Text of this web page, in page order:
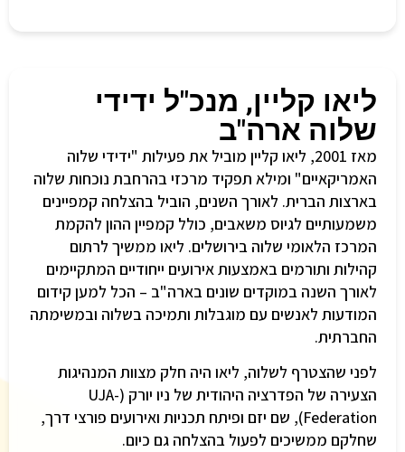
ליאו קליין, מנכ"ל ידידי
שלוה ארה"ב
מאז 2001, ליאו קליין מוביל את פעילות "ידידי שלוה
האמריקאיים" ומילא תפקיד מרכזי בהרחבת נוכחות שלוה
בארצות הברית. לאורך השנים, הוביל בהצלחה קמפיינים
משמעותיים לגיוס משאבים, כולל קמפיין ההון להקמת
המרכז הלאומי שלוה בירושלים. ליאו ממשיך לרתום
קהילות ותורמים באמצעות אירועים ייחודיים המתקיימים
לאורך השנה במוקדים שונים בארה"ב – הכל למען קידום
המודעות לאנשים עם מוגבלות ותמיכה בשלוה ובמשימתה
החברתית.
לפני שהצטרף לשלוה, ליאו היה חלק מצוות המנהיגות
הצעירה של הפדרציה היהודית של ניו יורק (UJA-
Federation), שם יזם ופיתח תכניות ואירועים פורצי דרך,
שחלקם ממשיכים לפעול בהצלחה גם כיום.